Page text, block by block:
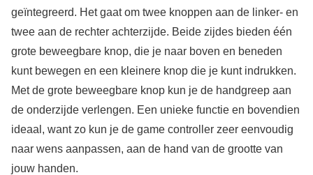
geïntegreerd. Het gaat om twee knoppen aan de linker- en
twee aan de rechter achterzijde. Beide zijdes bieden één
grote beweegbare knop, die je naar boven en beneden
kunt bewegen en een kleinere knop die je kunt indrukken.
Met de grote beweegbare knop kun je de handgreep aan
de onderzijde verlengen. Een unieke functie en bovendien
ideaal, want zo kun je de game controller zeer eenvoudig
naar wens aanpassen, aan de hand van de grootte van
jouw handen.